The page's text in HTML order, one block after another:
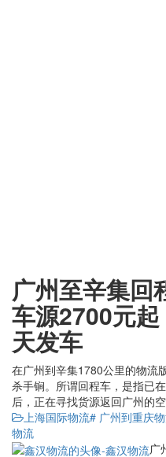
广州至辛集回
车源2700元
天发车
在广州到辛集1780公里的物流
杀手锏。所谓回程车，是指已
后，正在寻找货源返回广州的
上海国际物流# 广州到重庆
物流
广